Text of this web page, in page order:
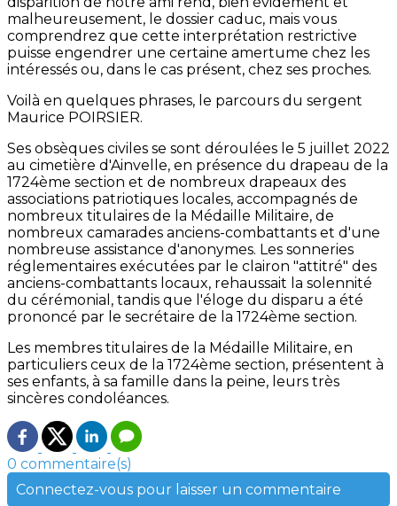
malheureusement, le dossier caduc, mais vous
comprendrez que cette interprétation restrictive
puisse engendrer une certaine amertume chez les
intéressés ou, dans le cas présent, chez ses proches.
Voilà en quelques phrases, le parcours du sergent
Maurice POIRSIER.
Ses obsèques civiles se sont déroulées le 5 juillet 2022
au cimetière d'Ainvelle, en présence du drapeau de la
1724ème section et de nombreux drapeaux des
associations patriotiques locales, accompagnés de
nombreux titulaires de la Médaille Militaire, de
nombreux camarades anciens-combattants et d'une
nombreuse assistance d'anonymes. Les sonneries
réglementaires exécutées par le clairon "attitré" des
anciens-combattants locaux, rehaussait la solennité
du cérémonial, tandis que l'éloge du disparu a été
prononcé par le secrétaire de la 1724ème section.
Les membres titulaires de la Médaille Militaire, en
particuliers ceux de la 1724ème section, présentent à
ses enfants, à sa famille dans la peine, leurs très
sincères condoléances.
0 commentaire(s)
Connectez-vous pour laisser un commentaire